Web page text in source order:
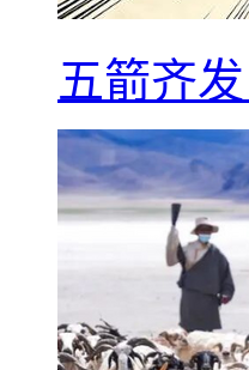
五箭齐